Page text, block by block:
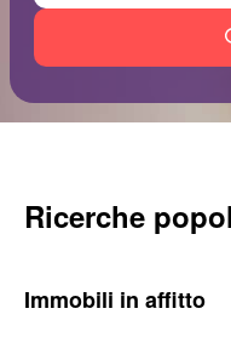
Ricerche
Immobili in affitto